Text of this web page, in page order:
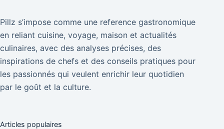
Pillz s’impose comme une reference gastronomique
en reliant cuisine, voyage, maison et actualités
culinaires, avec des analyses précises, des
inspirations de chefs et des conseils pratiques pour
les passionnés qui veulent enrichir leur quotidien
par le goût et la culture.
Articles populaires